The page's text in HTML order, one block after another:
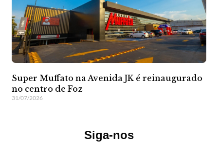
Super Muffato na Avenida JK é reinaugurado
no centro de Foz
31/07/2026
Siga-nos